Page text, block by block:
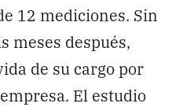
12 mediciones. Sin
meses después,
de su cargo por
El estudio